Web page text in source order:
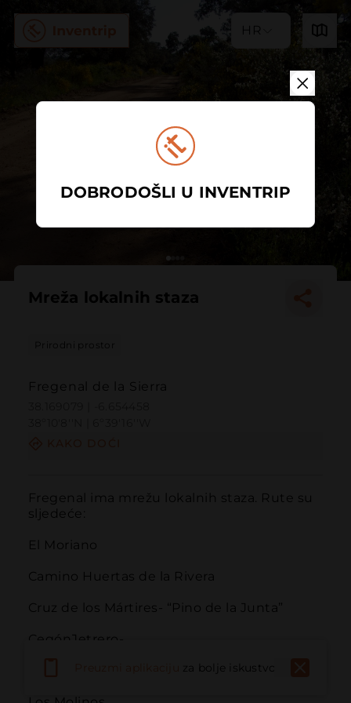
HR
Mreža lokalnih staza
Prirodni prostor
Fregenal de la Sierra
Fregenal ima mrežu lokalnih staza. Rute su
sljedeće:
El Moriano
Camino Huertas de la Rivera
Cruz de los Mártires- “Pino de la Junta”
CegónJetrero-
za bolje iskustvo
DOBRODOŠLI U INVENTRIP